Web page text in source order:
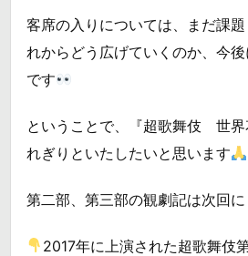
客席の入りについては、まだ課
れからどう広げていくのか、今
です
ということで、『超歌舞伎 世界
れぎりといたしたいと思います
第二部、第三部の観劇記は次回に
2017年に上演された超歌舞伎